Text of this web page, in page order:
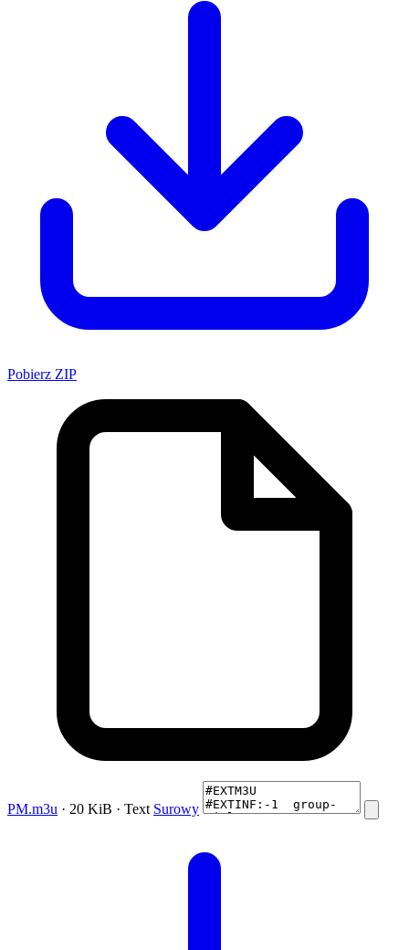
Pobierz ZIP
PM.m3u · 20 KiB · Text Surowy